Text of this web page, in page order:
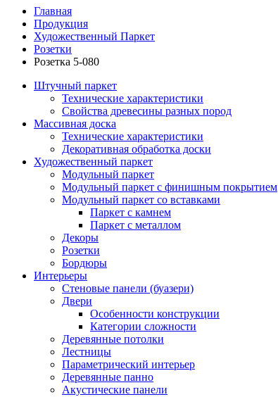
Главная
Продукция
Художественный Паркет
Розетки
Розетка 5-080
Штучный паркет
Технические характеристики
Свойства древесины разных пород
Массивная доска
Технические характеристики
Декоративная обработка доски
Художественный паркет
Модульный паркет
Модульный паркет с финишным покрытием
Модульный паркет со вставками
Паркет с камнем
Паркет с металлом
Декоры
Розетки
Бордюры
Интерьеры
Стеновые панели (буазери)
Двери
Особенности конструкции
Категории сложности
Деревянные потолки
Лестницы
Параметрический интерьер
Деревянные панно
Акустические панели